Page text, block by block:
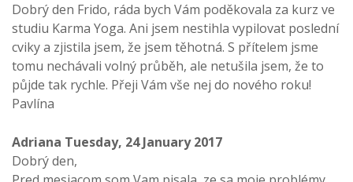
Dobrý den Frido, ráda bych Vám poděkovala za kurz ve
studiu Karma Yoga. Ani jsem nestihla vypilovat poslední
cviky a zjistila jsem, že jsem těhotná. S přítelem jsme
tomu nechávali volný průběh, ale netušila jsem, že to
půjde tak rychle. Přeji Vám vše nej do nového roku!
Pavlína
Adriana Tuesday, 24 January 2017
Dobrý den,